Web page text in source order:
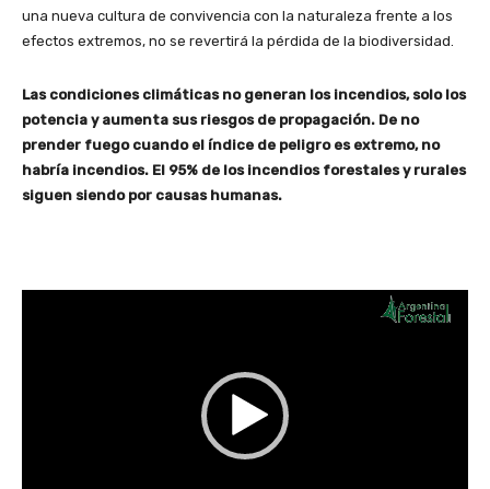
una nueva cultura de convivencia con la naturaleza frente a los
efectos extremos, no se revertirá la pérdida de la biodiversidad.
Las condiciones climáticas no generan los incendios, solo los
potencia y aumenta sus riesgos de propagación. De no
prender fuego cuando el índice de peligro es extremo, no
habría incendios. El 95% de los incendios forestales y rurales
siguen siendo por causas humanas.